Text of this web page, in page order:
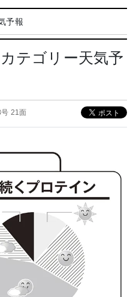
予報
テゴリー天気予
21面